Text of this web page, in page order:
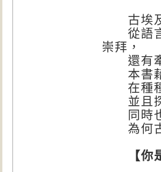
古埃及
從語言
崇拜，
還有牽
本書藉
在種種
並且探
同時也
為何古
【你是